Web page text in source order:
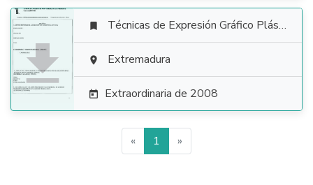

 Técnicas de Expresión Gráfico Plástica
 Extremadura
 Extraordinaria de 2008
« 1 »